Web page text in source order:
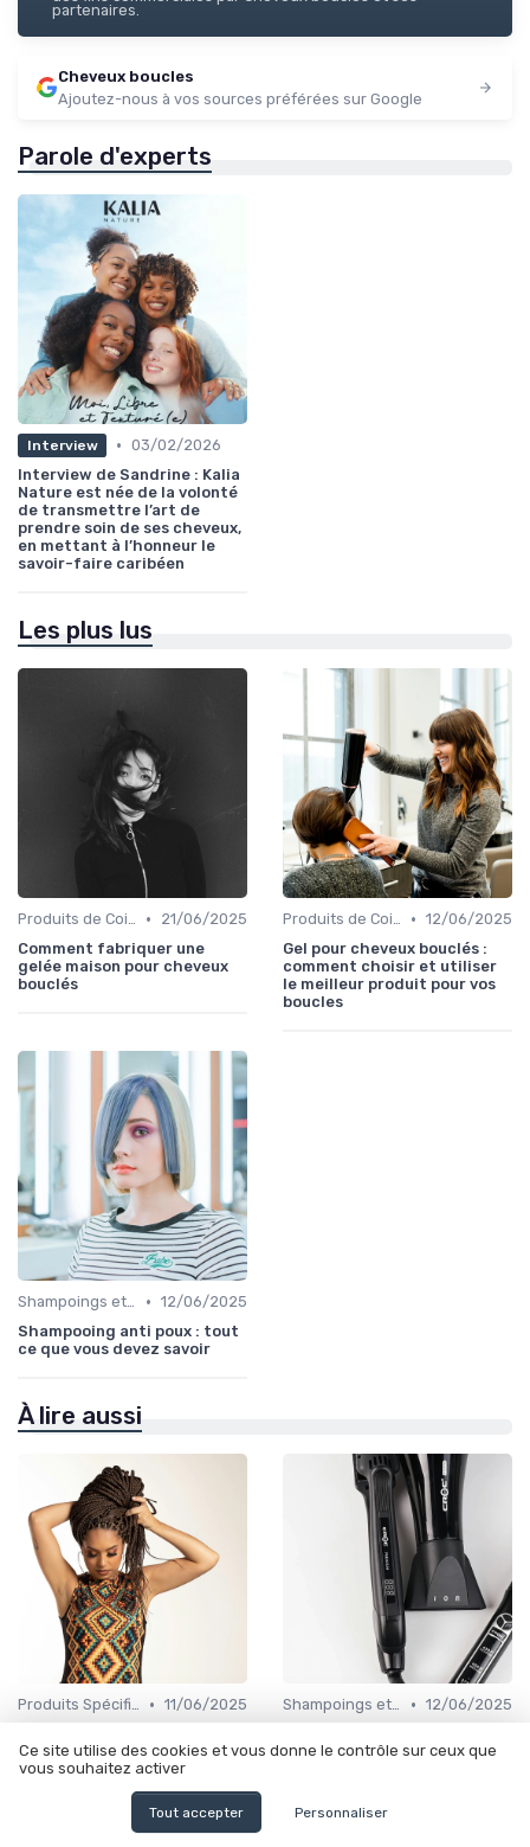
partenaires.
Cheveux boucles
Ajoutez-nous à vos sources préférées sur Google
Parole d'experts
Interview • 03/02/2026
Interview de Sandrine : Kalia
Nature est née de la volonté
de transmettre l’art de
prendre soin de ses cheveux,
en mettant à l’honneur le
savoir-faire caribéen
Les plus lus
Produits de Coiffage •
21/06/2025
Comment fabriquer une
gelée maison pour cheveux
bouclés
Produits de Coiffage • 12/06/2025
Gel pour cheveux bouclés :
comment choisir et utiliser
le meilleur produit pour vos
boucles
Shampoings et Après-Shampoings • 12/06/2025
Shampooing anti poux : tout
ce que vous devez savoir
À lire aussi
Produits Spécifiques (Anti-Frisottis, Hydratants) • 11/06/2025
secrets et astuces pour des
boucles parfaites
Shampoings et Après-Shampoings • 12/06/2025
: secrets et astuces pour un
Ce site utilise des cookies et vous donne le contrôle sur ceux que
vous souhaitez activer
Tout accepter Personnaliser